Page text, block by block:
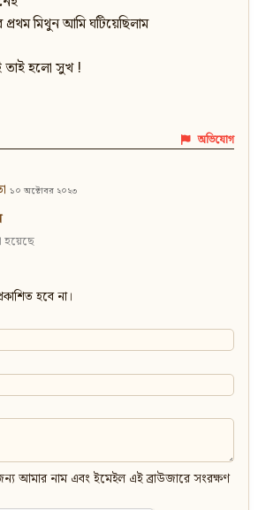
মিথুন আমি ঘটিয়েছিলাম
তাই হলো সুখ !
অভিযোগ
১০ অক্টোবর ২০২৩
হয়েছে
হবে না।
আমার নাম এবং ইমেইল এই ব্রাউজারে সংরক্ষণ